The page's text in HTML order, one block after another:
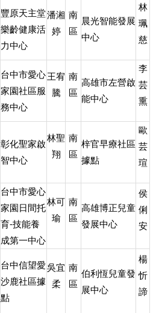
豐原天主堂
樂齡健康活
力中心
潘湘
婷
南
區
晨光智能發展
中心
林
珮
慈
台中市愛心
家園社區服
務中心
王宥
騰
南
區
高雄市左營啟
能中心
李
芸
熏
彰化聖家啟
智中心
林聖
翔
南
區
梓官早療社區
據點
歐
芸
瑄
台中市愛心
家園日間托
育-技能養
成第一中心
林可
瑜
南
區
高雄博正兒童
發展中心
侯
俐
安
台中信望愛
沙鹿社區據
點
吳宜
柔
南
區
伯利恆兒童發
展中心
楊
忻
諦